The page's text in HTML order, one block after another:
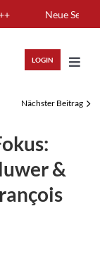
Neue
LOGIN
Nächster Beitrag
&